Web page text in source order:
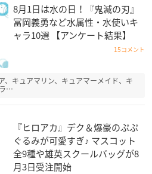
8月1日は水の日！『鬼滅の刃』
冨岡義勇など水属性・水使いキ
ャラ10選 【アンケート結果】
15コメント
、キュアマリン、キュアマーメイド、キ
…
『ヒロアカ』デク＆爆豪のぷぷ
ぐるみが可愛すぎ♪ マスコット
全9種や雄英スクールバッグが8
月3日受注開始